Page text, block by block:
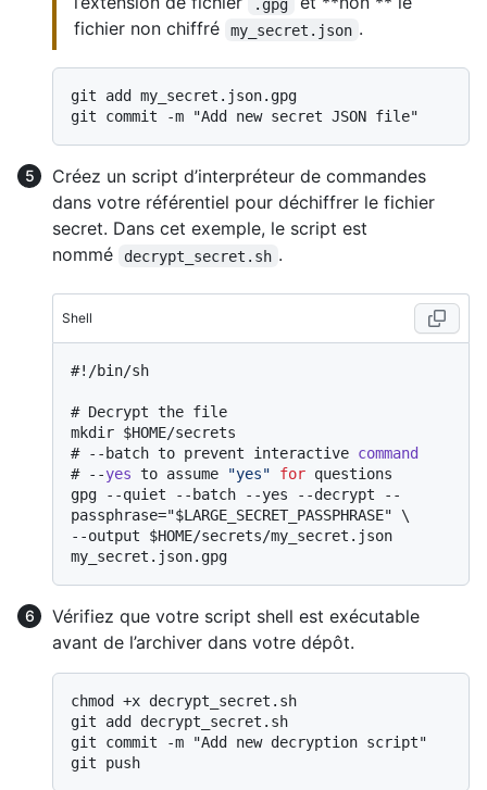
.gpg
fichier non chiffré
my_secret.json .
git add my_secret.json.gpg
Créez un script d’interpréteur de commandes
dans votre référentiel pour déchiffrer le fichier
secret. Dans cet exemple, le script est
nommé
decrypt_secret.sh .
Shell
#!/bin/sh
# Decrypt the file
# --batch to prevent interactive command
# --yes to assume "yes" for questions
gpg --quiet --batch --yes --decrypt --
passphrase="$LARGE_SECRET_PASSPHRASE" \
--output $HOME/secrets/my_secret.json
Vérifiez que votre script shell est exécutable
avant de l’archiver dans votre dépôt.
chmod +x decrypt_secret.sh
git add decrypt_secret.sh
git commit -m "Add new decryption script"